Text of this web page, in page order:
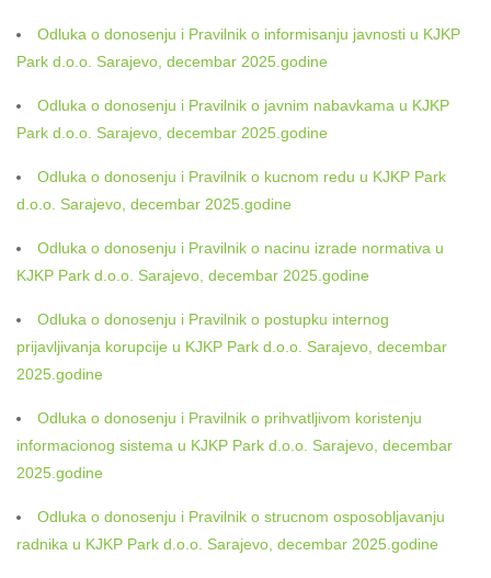
Odluka o donosenju i Pravilnik o informisanju javnosti u KJKP
Park d.o.o. Sarajevo, decembar 2025.godine
Odluka o donosenju i Pravilnik o javnim nabavkama u KJKP
Park d.o.o. Sarajevo, decembar 2025.godine
Odluka o donosenju i Pravilnik o kucnom redu u KJKP Park
d.o.o. Sarajevo, decembar 2025.godine
Odluka o donosenju i Pravilnik o nacinu izrade normativa u
KJKP Park d.o.o. Sarajevo, decembar 2025.godine
Odluka o donosenju i Pravilnik o postupku internog
prijavljivanja korupcije u KJKP Park d.o.o. Sarajevo, decembar
2025.godine
Odluka o donosenju i Pravilnik o prihvatljivom koristenju
informacionog sistema u KJKP Park d.o.o. Sarajevo, decembar
2025.godine
Odluka o donosenju i Pravilnik o strucnom osposobljavanju
radnika u KJKP Park d.o.o. Sarajevo, decembar 2025.godine